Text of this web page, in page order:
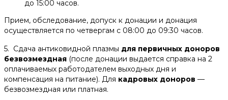
до 15:00 часов.
Прием, обследование, допуск к донации и донация
осуществляется по четвергам с 08:00 до 09:30 часов.
5. Сдача антиковидной плазмы для первичных доноров
безвозмездная (после донации выдается справка на 2
оплачиваемых работодателем выходных дня и
компенсация на питание). Для кадровых доноров —
безвозмездная или платная.